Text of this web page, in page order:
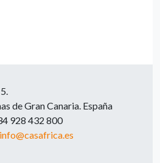
de Gran Canaria. España
928 432 800
info@casafrica.es